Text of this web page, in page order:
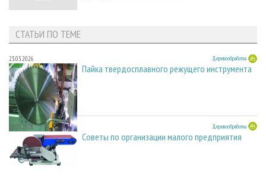
СТАТЬИ ПО ТЕМЕ
23.03.2026 Деревообработка
Пайка твердосплавного режущего инструмента
23.03.2026 Деревообработка
Советы по организации малого предприятия